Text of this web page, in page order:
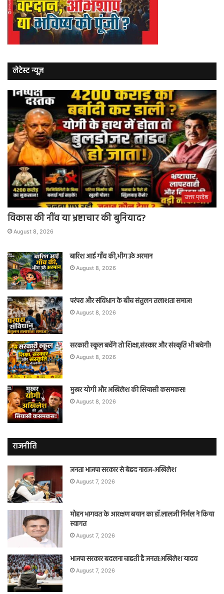
लेटेस्ट न्यूज़
उत्तर प्रदेश
विकास की नींव या भ्रष्टाचार की बुनियाद?
August 8, 2026
बारिश आई गाँव की,भीग उठे अरमान
August 8, 2026
परंपरा और संविधान के बीच संतुलन तलाशता समाज!
August 8, 2026
सरकारी स्कूल बचेंगे तो शिक्षा,संस्कार और संस्कृति भी बचेगी!
August 8, 2026
मुखर योगी और अखिलेश की सियासी कसमकस!
August 8, 2026
राजनीति
जनता भाजपा सरकार से बेहद नाराज-अखिलेश
August 7, 2026
मोहन भागवत के आरक्षण बयान का डॉ.लालजी निर्मल ने किया
स्वागत
August 7, 2026
भाजपा सरकार बदलना चाहती है जनता:अखिलेश यादव
August 7, 2026